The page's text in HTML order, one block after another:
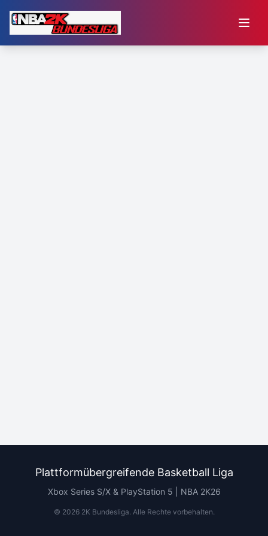
Plattformübergreifende Basketball Liga
Xbox Series S/X & PlayStation 5 | NBA 2K26
© 20262K Bundesliga. Alle Rechte vorbehalten.